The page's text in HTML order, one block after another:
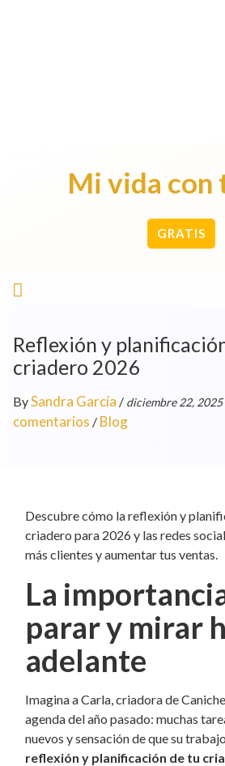
Mi vida con
GRATIS
Reflexión y
criadero 2026
BySandra García / diciembre 22, 2025
comentarios / Blog
Descubre cómo la reflexión y
criadero para 2026 y las redes
más clientes y aumentar tus ventas.
La
parar y mirar
adelante
Imagina a Carla, criadora de
agenda del año pasado: muchas
nuevos y sensación de que su
reflexión y planificación de tu